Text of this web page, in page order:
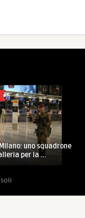
FORZE ARMATE
Mediterraneo e Mar
del 10° simposio intern